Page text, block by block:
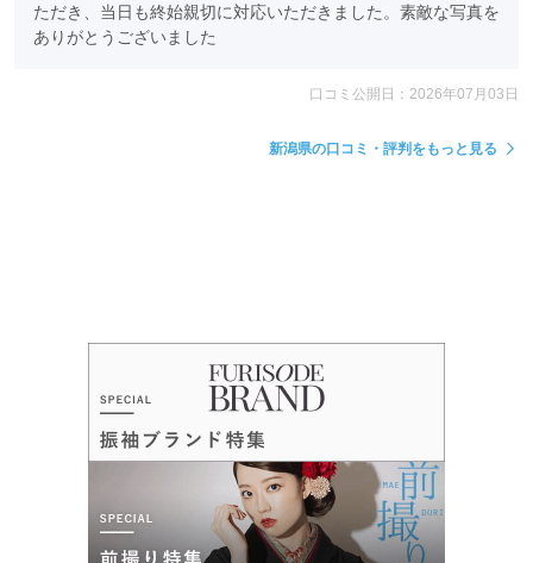
ただき、当日も終始親切に対応いただきました。素敵な写真を
ありがとうございました
口コミ公開日：2026年07月03日
新潟県の口コミ・評判をもっと見る